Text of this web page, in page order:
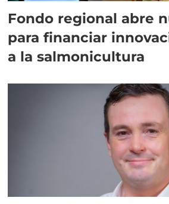
Fondo regional abre
para financiar
a la salmonicultura